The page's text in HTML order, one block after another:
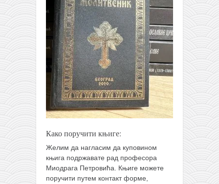
Како поручити књиге:
Желим да нагласим да куповином
књига подржавате рад професора
Миодрага Петровића. Књиге можете
поручити путем контакт форме,